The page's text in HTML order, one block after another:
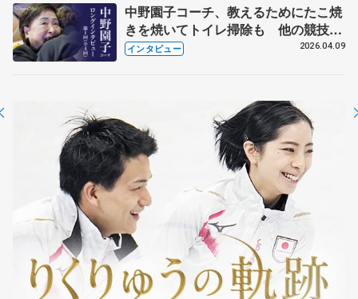
中野園子コーチ、教えるためにたこ焼
きを焼いてトイレ掃除も 他の競技に
も通用するという坂本花織の筋肉
インタビュー 2026.04.09